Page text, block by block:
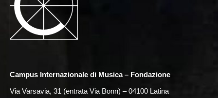
Campus Internazionale di Musica – Fondazione
Via Varsavia, 31 (entrata Via Bonn) – 04100 Latina